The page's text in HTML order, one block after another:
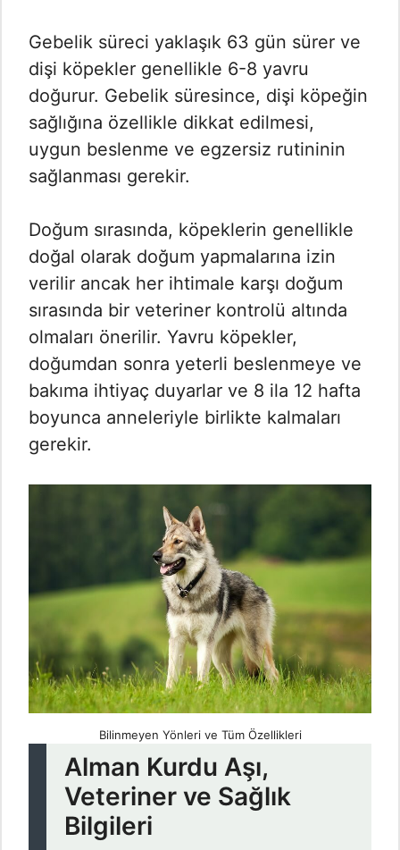
Gebelik süreci yaklaşık 63 gün sürer ve
dişi köpekler genellikle 6-8 yavru
doğurur. Gebelik süresince, dişi köpeğin
sağlığına özellikle dikkat edilmesi,
uygun beslenme ve egzersiz rutininin
sağlanması gerekir.
Doğum sırasında, köpeklerin genellikle
doğal olarak doğum yapmalarına izin
verilir ancak her ihtimale karşı doğum
sırasında bir veteriner kontrolü altında
olmaları önerilir. Yavru köpekler,
doğumdan sonra yeterli beslenmeye ve
bakıma ihtiyaç duyarlar ve 8 ila 12 hafta
boyunca anneleriyle birlikte kalmaları
gerekir.
Bilinmeyen Yönleri ve Tüm Özellikleri
Alman Kurdu Aşı,
Veteriner ve Sağlık
Bilgileri